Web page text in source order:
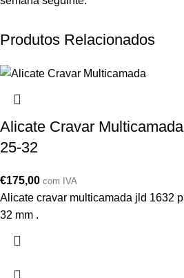
Produtos Relacionados
Alicate Cravar
25-32
€175,00 com IVA
Alicate cravar multicamada jld 1632
32 mm .